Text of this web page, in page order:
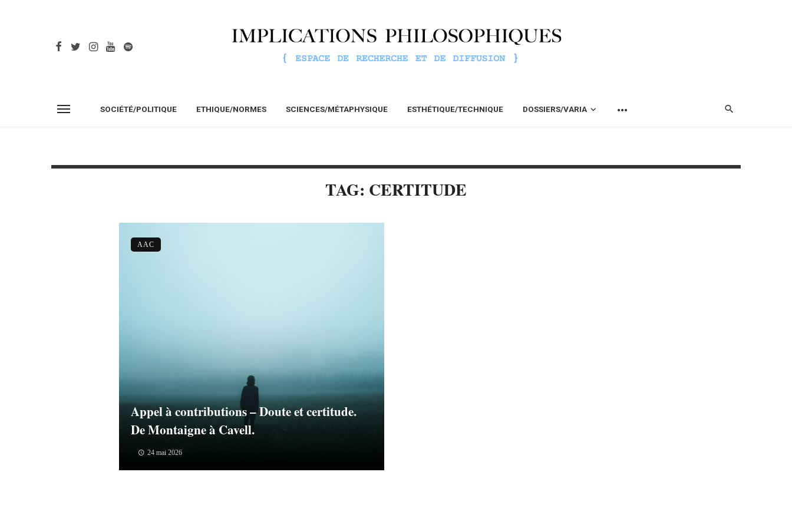
SOCIÉTÉ/POLITIQUE ETHIQUE/NORMES SCIENCES/MÉTAPHYSIQUE ESTHÉTIQUE/TECHNIQUE DOSSIERS/VARIA
TAG: CERTITUDE
Appel à contributions – Doute et certitude.
De Montaigne à Cavell.
24 mai 2026
AAC